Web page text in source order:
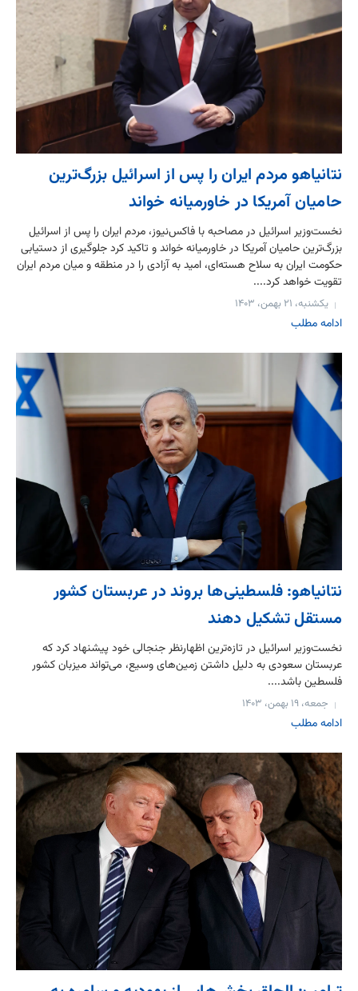
نتانیاهو مردم ایران را پس از اسرائیل بزرگ‌ترین
حامیان آمریکا در خاورمیانه خواند
نخست‌وزیر اسرائیل در مصاحبه با فاکس‌نیوز، مردم ایران را پس از اسرائیل
بزرگ‌ترین حامیان آمریکا در خاورمیانه خواند و تاکید کرد جلوگیری از دستیابی
حکومت ایران به سلاح هسته‌ای، امید به آزادی را در منطقه و میان مردم ایران
تقویت خواهد کرد....
یکشنبه، ۲۱ بهمن، ۱۴۰۳
ادامه مطلب
نتانیاهو: فلسطینی‌ها بروند در عربستان کشور
مستقل تشکیل دهند
نخست‌وزیر اسرائیل در تازه‌ترین اظهارنظر جنجالی خود پیشنهاد کرد که
عربستان سعودی به دلیل داشتن زمین‌های وسیع، می‌تواند میزبان کشور
فلسطین باشد....
جمعه، ۱۹ بهمن، ۱۴۰۳
ادامه مطلب